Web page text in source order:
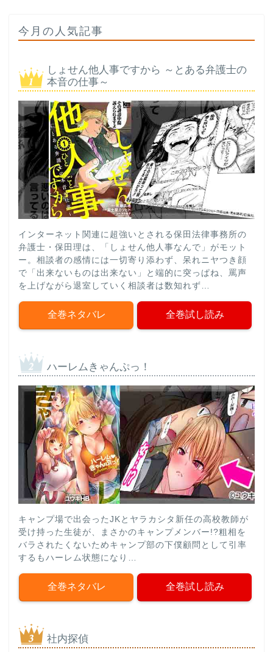
今月の人気記事
しょせん他人事ですから ～とある弁護士の
本音の仕事～
インターネット関連に超強いとされる保田法律事務所の
弁護士・保田理は、「しょせん他人事なんで」がモット
ー。相談者の感情には一切寄り添わず、呆れニヤつき顔
で「出来ないものは出来ない」と端的に突っぱね、罵声
を上げながら退室していく相談者は数知れず…
全巻ネタバレ 全巻試し読み
ハーレムきゃんぷっ！
キャンプ場で出会ったJKとヤラカシタ新任の高校教師が
受け持った生徒が、まさかのキャンプメンバー!?粗相を
バラされたくないためキャンプ部の下僕顧問として引率
するもハーレム状態になり…
全巻ネタバレ 全巻試し読み
社内探偵